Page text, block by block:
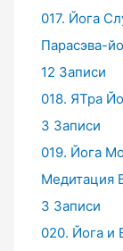
017. Йога
Парасэва-
12 Записи
018. ЯТра
3 Записи
019. Йога
Медитация
3 Записи
020. Йога и